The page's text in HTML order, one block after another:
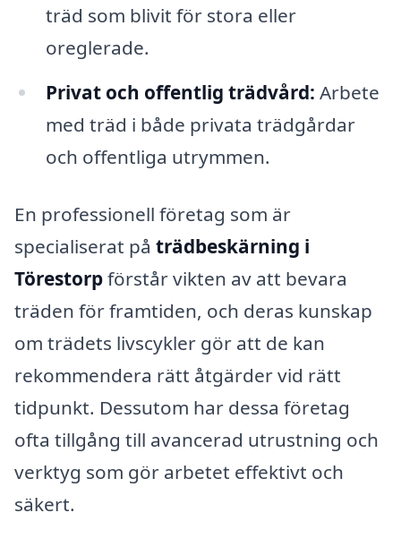
träd som blivit för stora eller
oreglerade.
Privat och offentlig trädvård: Arbete
med träd i både privata trädgårdar
och offentliga utrymmen.
En professionell företag som är
specialiserat på trädbeskärning i
Törestorpförstår vikten av att bevara
träden för framtiden, och deras kunskap
om trädets livscykler gör att de kan
rekommendera rätt åtgärder vid rätt
tidpunkt. Dessutom har dessa företag
ofta tillgång till avancerad utrustning och
verktyg som gör arbetet effektivt och
säkert.